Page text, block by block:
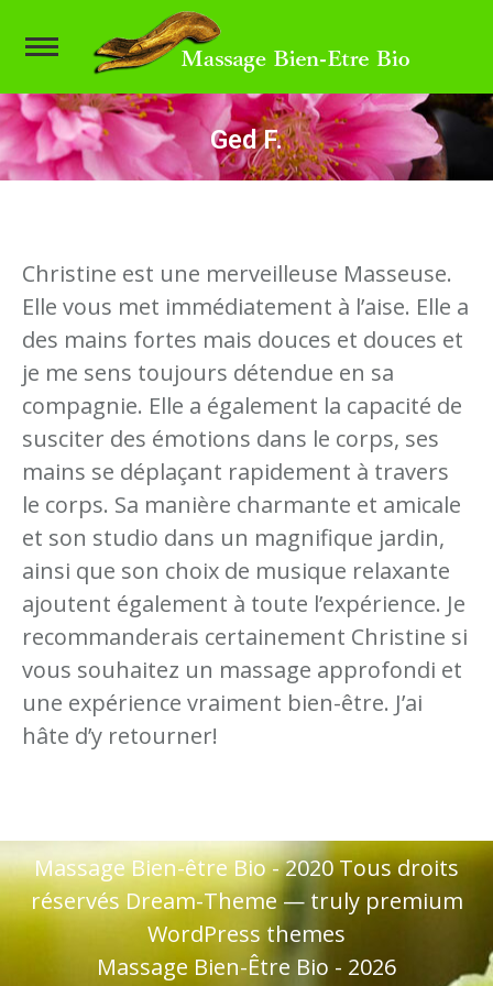
Ged F.
Vous êtes ici :
Christine est une merveilleuse Masseuse.
Elle vous met immédiatement à l’aise. Elle a
des mains fortes mais douces et douces et
je me sens toujours détendue en sa
compagnie. Elle a également la capacité de
susciter des émotions dans le corps, ses
mains se déplaçant rapidement à travers
le corps. Sa manière charmante et amicale
et son studio dans un magnifique jardin,
ainsi que son choix de musique relaxante
ajoutent également à toute l’expérience. Je
recommanderais certainement Christine si
vous souhaitez un massage approfondi et
une expérience vraiment bien-être. J’ai
hâte d’y retourner!
Massage Bien-être Bio - 2020 Tous droits
réservés Dream-Theme — truly premium
WordPress themes
Massage Bien-Être Bio - 2026